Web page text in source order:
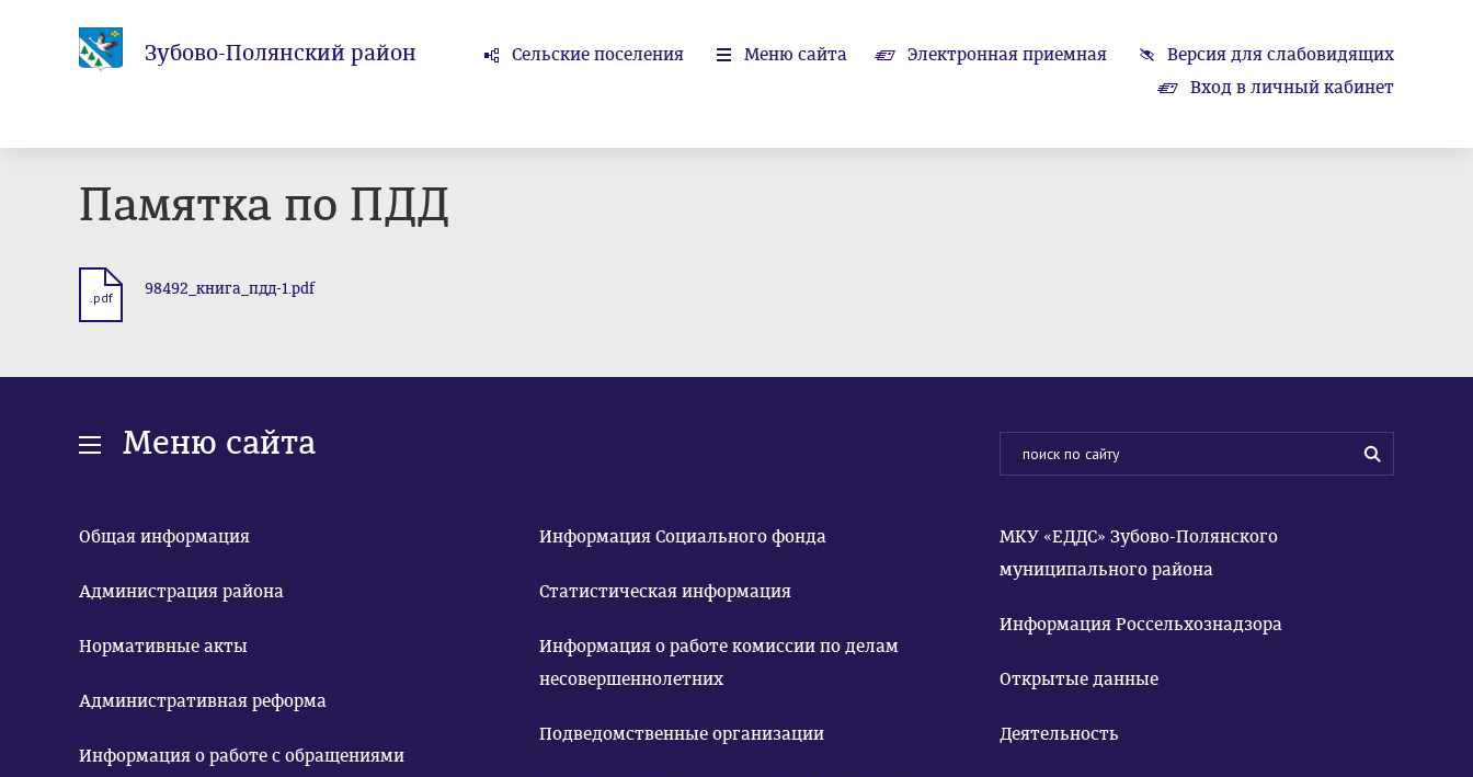
Зубово-Полянский район Сельские поселения Меню сайта Электронная приемная
Версия для слабовидящих
Вход в личный кабинет
Памятка по ПДД
.pdf 98492_книга_пдд-1.pdf
Меню сайта
Общая информация
Администрация района
Нормативные акты
Административная реформа
Информация о работе с обращениями
Информация Социального фонда
Статистическая информация
Информация о работе комиссии по делам
несовершеннолетних
Подведомственные организации
МКУ «ЕДДС» Зубово-Полянского
муниципального района
Информация Россельхознадзора
Открытые данные
Деятельность